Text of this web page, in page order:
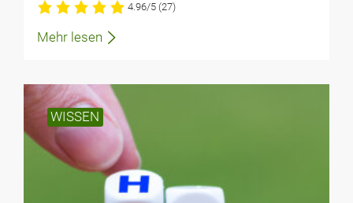
4.96/5 (27)
Mehr lesen
WISSEN